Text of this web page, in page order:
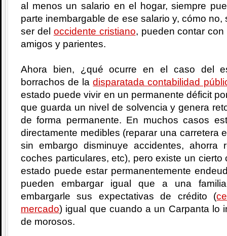
al menos un salario en el hogar, siempre
parte inembargable de ese salario y, cómo no,
ser del occidente cristiano, pueden contar
amigos y parientes.
Ahora bien, ¿qué ocurre en el caso del
borrachos de ladisparatada contabilidad
estado puede vivir en un permanente déficit
que guarda un nivel de solvencia y genera
de forma permanente. En muchos casos
directamente medibles (reparar una carretera
sin embargo disminuye accidentes, ahorra
coches particulares, etc), pero existe un
estado puede estar permanentemente
pueden embargar igual que a una
embargarle sus expectativas de crédito (
mercado) igual que cuando a un Carpanta lo
de morosos.